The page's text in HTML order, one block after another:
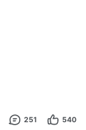
251 540